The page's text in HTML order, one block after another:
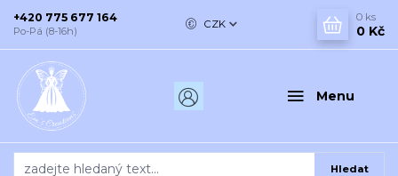
Menu
CZK
Hledat
+420 775 677 164
Po-Pá (8-16h)
0 ks
0 Kč